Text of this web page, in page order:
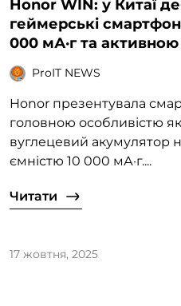
Honor WIN: у Китаї
геймерські
000 мА·г та
охолодження
ProIT NEWS
Honor презентувала
головною особливістю
вуглецевий акумулятор
ємністю 10 000 мА·г....
Читати
17 жовтня, 2025